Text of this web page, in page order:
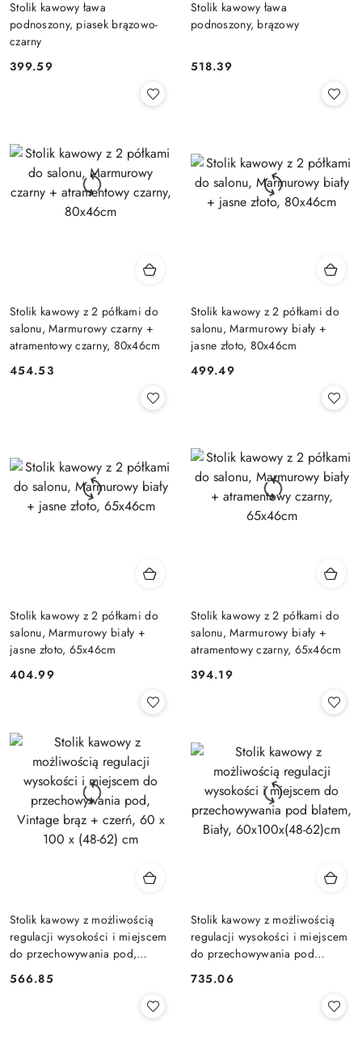
Stolik kawowy ława
podnoszony, piasek brązowo-
czarny
Cena:
399.59
Stolik kawowy ława
podnoszony, brązowy
Cena:
518.39
Stolik kawowy z 2 półkami do
salonu, Marmurowy czarny +
atramentowy czarny, 80x46cm
Cena:
454.53
Stolik kawowy z 2 półkami do
salonu, Marmurowy biały +
jasne złoto, 80x46cm
Cena:
499.49
Stolik kawowy z 2 półkami do
salonu, Marmurowy biały +
jasne złoto, 65x46cm
Cena:
404.99
Stolik kawowy z 2 półkami do
salonu, Marmurowy biały +
atramentowy czarny, 65x46cm
Cena:
394.19
Stolik kawowy z możliwością
regulacji wysokości i miejscem
do przechowywania pod,
x (48-62) cm
Cena:
566.85
Stolik kawowy z możliwością
regulacji wysokości i miejscem
do przechowywania pod
62)cm
Cena:
735.06